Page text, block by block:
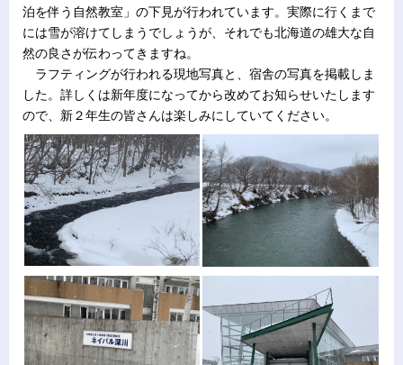
泊を伴う自然教室」の下見が行われています。実際に行くまで
には雪が溶けてしまうでしょうが、それでも北海道の雄大な自
然の良さが伝わってきますね。
ラフティングが行われる現地写真と、宿舎の写真を掲載しま
した。詳しくは新年度になってから改めてお知らせいたします
ので、新２年生の皆さんは楽しみにしていてください。